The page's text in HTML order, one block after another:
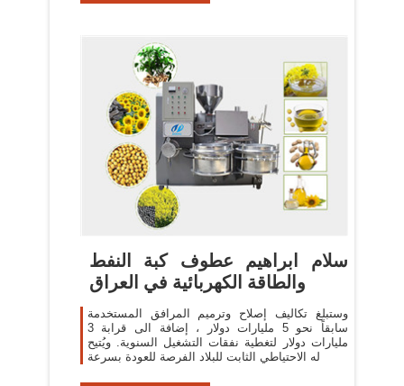
سلام ابراهيم عطوف كبة النفط
والطاقة الكهربائية في العراق
وستبلغ تكاليف إصلاح وترميم المرافق المستخدمة
سابقاً نحو 5 مليارات دولار ، إضافة الى قرابة 3
مليارات دولار لتغطية نفقات التشغيل السنوية. ويُتيح
له الاحتياطي الثابت للبلاد الفرصة للعودة بسرعة